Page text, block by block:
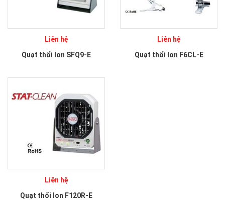
Liên hệ
Quạt thổi Ion SFQ9-E
Liên hệ
Quạt thổi Ion F6CL-E
Liên hệ
Quạt thổi Ion F120R-E